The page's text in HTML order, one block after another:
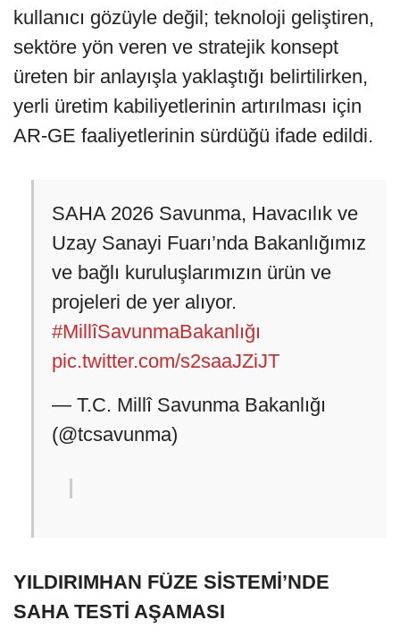
kullanıcı gözüyle değil; teknoloji geliştiren,
sektöre yön veren ve stratejik konsept
üreten bir anlayışla yaklaştığı belirtilirken,
yerli üretim kabiliyetlerinin artırılması için
AR-GE faaliyetlerinin sürdüğü ifade edildi.
SAHA 2026 Savunma, Havacılık ve
Uzay Sanayi Fuarı’nda Bakanlığımız
ve bağlı kuruluşlarımızın ürün ve
projeleri de yer alıyor.
#MillîSavunmaBakanlığı
pic.twitter.com/s2saaJZiJT
— T.C. Millî Savunma Bakanlığı
(@tcsavunma)
YILDIRIMHAN FÜZE SİSTEMİ’NDE
SAHA TESTİ AŞAMASI